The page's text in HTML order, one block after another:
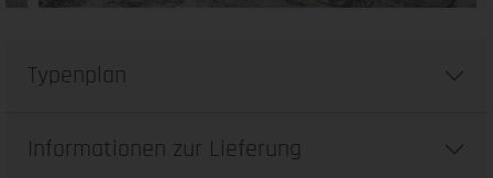
Typenplan
Informationen zur Lieferung